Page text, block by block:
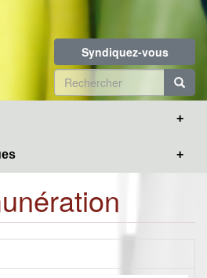
Syndiquez-vous
Formulaire
de